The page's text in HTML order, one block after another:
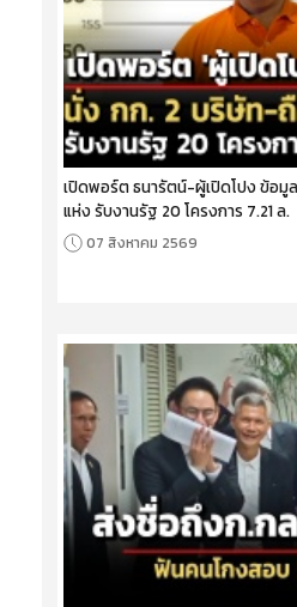
เปิดพอร์ต ธนารัตน์-ผู้เปิดโปง ข้อมู
แห่ง รับงานรัฐ 20 โครงการ 7.21 ล.
07 สิงหาคม 2569